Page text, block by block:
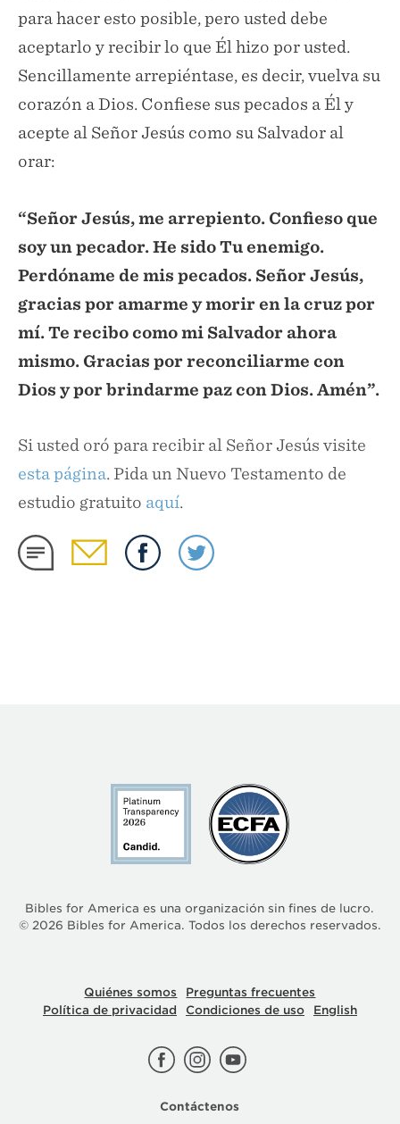
para hacer esto posible, pero usted debe
aceptarlo y recibir lo que Él hizo por usted.
Sencillamente arrepiéntase, es decir, vuelva su
corazón a Dios. Confiese sus pecados a Él y
acepte al Señor Jesús como su Salvador al
orar:
“Señor Jesús, me arrepiento. Confieso que
soy un pecador. He sido Tu enemigo.
Perdóname de mis pecados. Señor Jesús,
gracias por amarme y morir en la cruz por
mí. Te recibo como mi Salvador ahora
mismo. Gracias por reconciliarme con
Dios y por brindarme paz con Dios. Amén”.
Si usted oró para recibir al Señor Jesús visite
esta página. Pida un Nuevo Testamento de
estudio gratuito aquí.
Bibles for America es una organización sin fines de lucro.
© 2026 Bibles for America. Todos los derechos reservados.
Quiénes somos
Preguntas frecuentes
Política de privacidad
Condiciones de uso English
Contáctenos